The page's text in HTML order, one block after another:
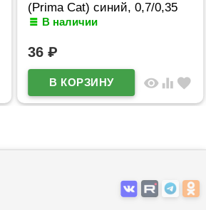
(Prima Cat) синий, 0,7/0,35
арт.65352 (Ст.50)
В наличии
36₽
visibility equalizer favorite